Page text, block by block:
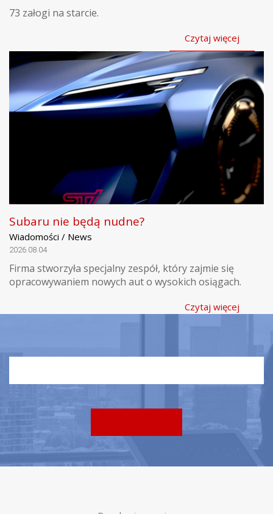
73 załogi na starcie.
Czytaj więcej
Subaru nie będą nudne?
Wiadomości / News
2026.08.04
Firma stworzyła specjalny zespół, który zajmie się
opracowywaniem nowych aut o wysokich osiągach.
Czytaj więcej